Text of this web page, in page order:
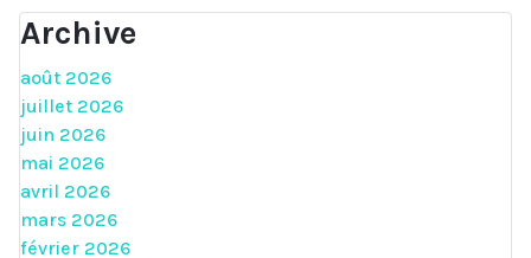
Archive
août 2026
juillet 2026
juin 2026
mai 2026
avril 2026
mars 2026
février 2026